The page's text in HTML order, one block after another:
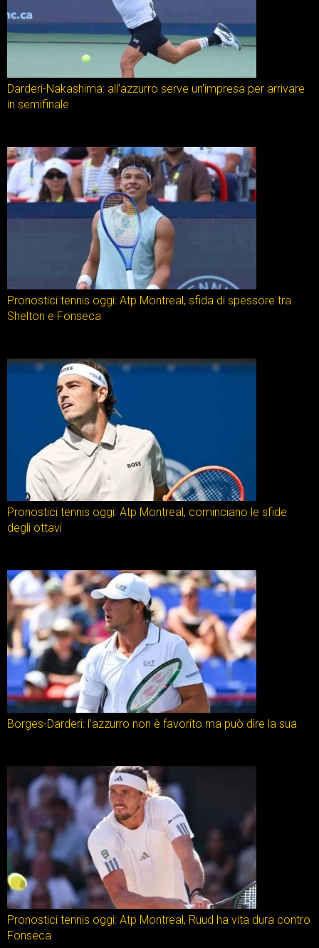
Darderi-Nakashima: all’azzurro serve un’impresa per arrivare
in semifinale
Pronostici tennis oggi: Atp Montreal, sfida di spessore tra
Shelton e Fonseca
Pronostici tennis oggi: Atp Montreal, cominciano le sfide
degli ottavi
Borges-Darderi: l’azzurro non è favorito ma può dire la sua
Pronostici tennis oggi: Atp Montreal, Ruud ha vita dura contro
Fonseca